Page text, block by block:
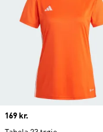
Price
169 kr.